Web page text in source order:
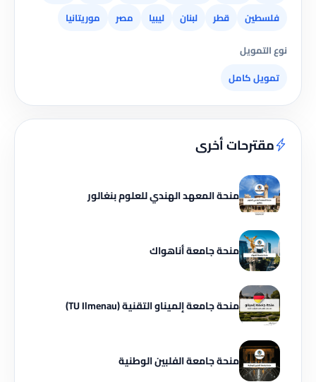
فلسطين
قطر لبنان ليبيا مصر
موريتانيا
نوع التمويل
تمويل كامل
مقترحات أخرى
منحة المعهد الهندي للعلوم بنغالور
منحة جامعة أناهواك
منحة جامعة إلميناو التقنية (TU Ilmenau)
منحة جامعة الفلبين الوطنية